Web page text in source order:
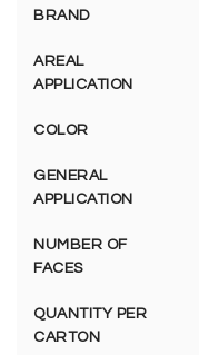
BRAND
AREAL
APPLICATION
COLOR
GENERAL
APPLICATION
NUMBER OF
FACES
QUANTITY PER
CARTON